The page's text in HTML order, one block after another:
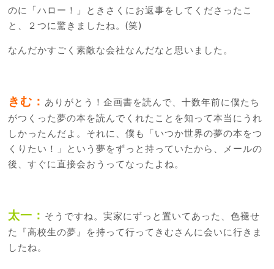
のに「ハロー！」ときさくにお返事をしてくださったこ
と、２つに驚きましたね。(笑)
なんだかすごく素敵な会社なんだなと思いました。
きむ： ありがとう！企画書を読んで、十数年前に僕たち
がつくった夢の本を読んでくれたことを知って本当にうれ
しかったんだよ。それに、僕も「いつか世界の夢の本をつ
くりたい！」という夢をずっと持っていたから、メールの
後、すぐに直接会おうってなったよね。
太一： そうですね。実家にずっと置いてあった、色褪せ
た『高校生の夢』を持って行ってきむさんに会いに行きま
したね。